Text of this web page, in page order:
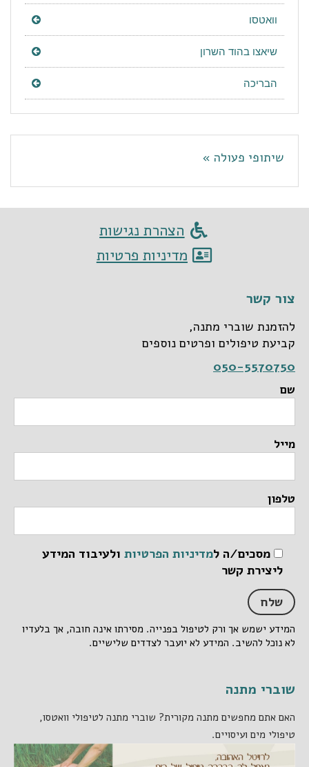
וואטסו
שיאצו בהוד השרון
הבריכה
שיתופי פעולה »
הצהרת נגישות
מדיניות פרטיות
צור קשר
להזמנת שוברי מתנה,
קביעת טיפולים ופרטים נוספים
050-5570750
שם
מייל
טלפון
מסכים/ה למדיניות הפרטיות ולעיבוד המידע
ליצירת קשר
המידע ישמש אך ורק לטיפול בפנייה. מסירתו אינה חובה, אך בלעדיו
לא נוכל להשיב. המידע לא יועבר לצדדים שלישיים.
שוברי מתנה
האם אתם מחפשים מתנה מקורית? שוברי מתנה לטיפולי וואטסו,
טיפולי מים ועיסויים.